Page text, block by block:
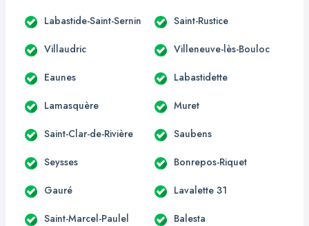
Labastide-Saint-Sernin Saint-Rustice
Villaudric Villeneuve-lès-Bouloc
Eaunes Labastidette
Lamasquère Muret
Saint-Clar-de-Rivière Saubens
Seysses Bonrepos-Riquet
Gauré Lavalette 31
Saint-Marcel-Paulel Balesta